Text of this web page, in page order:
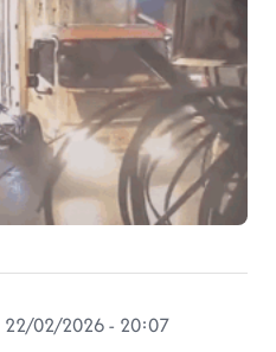
22/02/2026 - 20:07